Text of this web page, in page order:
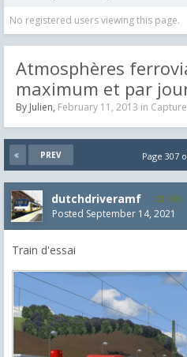
No registered users viewing this page.
Atmosphères
maximum et par
By Julien, February 11, 2013 in
PREV Page 307
dutchdriveramf 199
Posted September 14, 2021
Train d'essai